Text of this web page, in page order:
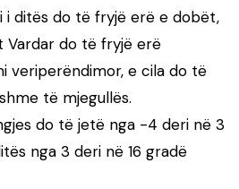
i ditës do të fryjë erë e dobët,
Vardar do të fryjë erë
veriperëndimor, e cila do të
të mjegullës.
do të jetë nga -4 deri në 3
nga 3 deri në 16 gradë